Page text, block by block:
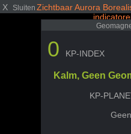
X Sluiten Zichtbaar Aurora
0 KP-INDEX
Kalm, Geen
KP-